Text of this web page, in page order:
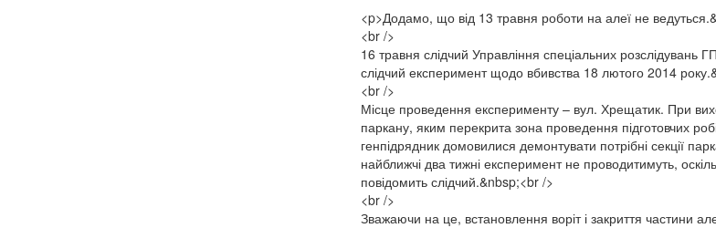
<p>Додамо, що від 13 травня роботи на алеї не
<br />
16 травня слідчий Управління спеціальних
слідчий експеримент щодо вбивства 18 лютого 2014
<br />
Місце проведення експерименту – вул. Хрещатик. При
паркану, яким перекрита зона проведення підготовчих
генпідрядник домовилися демонтувати потрібні секції
найближчі два тижні експеримент не проводитимуть,
повідомить слідчий.&nbsp;<br />
<br />
Зважаючи на це, встановлення воріт і закриття частини